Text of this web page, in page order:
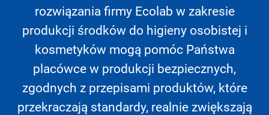
rozwiązania firmy Ecolab w zakresie
produkcji środków do higieny osobistej i
kosmetyków mogą pomóc Państwa
placówce w produkcji bezpiecznych,
zgodnych z przepisami produktów, które
przekraczają standardy, realnie zwiększają